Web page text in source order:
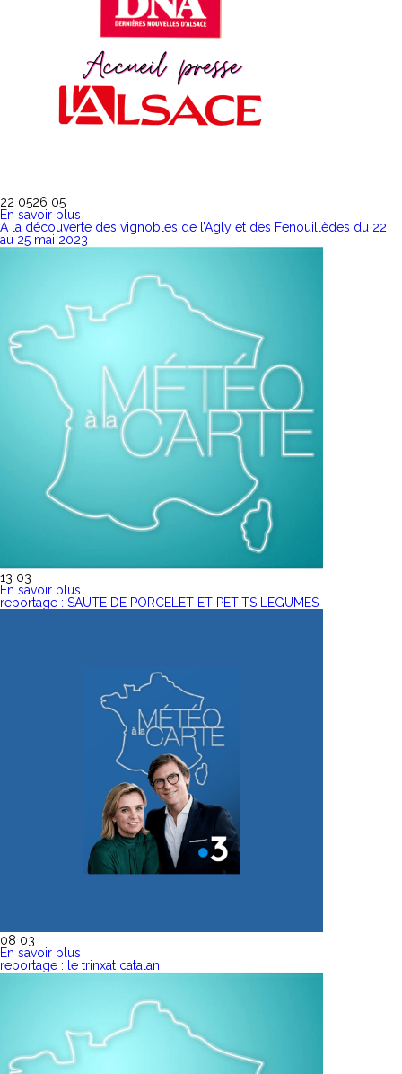
22 0526 05
En savoir plus
A la découverte des vignobles de l’Agly et des Fenouillèdes du 22
au 25 mai 2023
13 03
En savoir plus
reportage : SAUTE DE PORCELET ET PETITS LEGUMES
08 03
En savoir plus
reportage : le trinxat catalan